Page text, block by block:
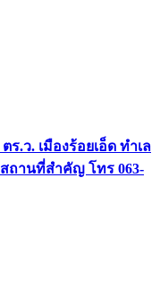
.ว. เมืองร้อยเอ็ด ทำเล
ถานที่สำคัญ โทร 063-